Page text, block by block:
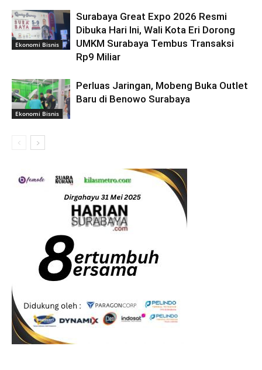
Ekonomi Bisnis
Surabaya Great Expo 2026 Resmi
Dibuka Hari Ini, Wali Kota Eri Dorong
UMKM Surabaya Tembus Transaksi
Rp9 Miliar
Ekonomi Bisnis
Perluas Jaringan, Mobeng Buka Outlet
Baru di Benowo Surabaya